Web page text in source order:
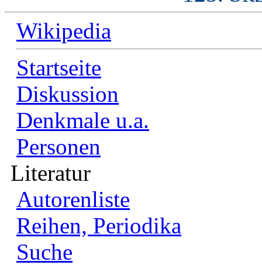
Wikipedia
Startseite
Diskussion
Denkmale u.a.
Personen
Literatur
Autorenliste
Reihen, Periodika
Suche